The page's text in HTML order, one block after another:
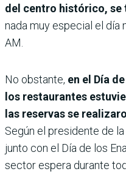
del centro histórico, se
nada muy especial el día
AM.
No obstante, en el Día
los restaurantes
las reservas se
Según el presidente de la
junto con el Día de los
sector espera durante